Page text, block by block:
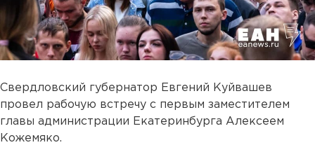
Свердловский губернатор Евгений Куйвашев
провел рабочую встречу с первым заместителем
главы администрации Екатеринбурга Алексеем
Кожемяко.